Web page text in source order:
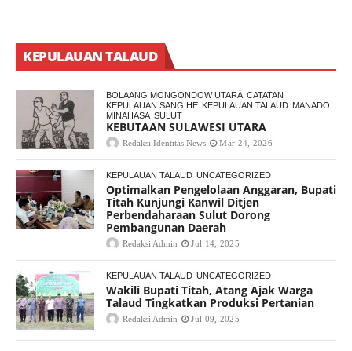
KEPULAUAN TALAUD
BOLAANG MONGONDOW UTARA CATATAN
KEPULAUAN SANGIHE KEPULAUAN TALAUD MANADO
MINAHASA SULUT
KEBUTAAN SULAWESI UTARA
Redaksi Identitas News Mar 24, 2026
KEPULAUAN TALAUD UNCATEGORIZED
Optimalkan Pengelolaan Anggaran, Bupati
Titah Kunjungi Kanwil Ditjen
Perbendaharaan Sulut Dorong
Pembangunan Daerah
Redaksi Admin Jul 14, 2025
KEPULAUAN TALAUD UNCATEGORIZED
Wakili Bupati Titah, Atang Ajak Warga
Talaud Tingkatkan Produksi Pertanian
Redaksi Admin Jul 09, 2025